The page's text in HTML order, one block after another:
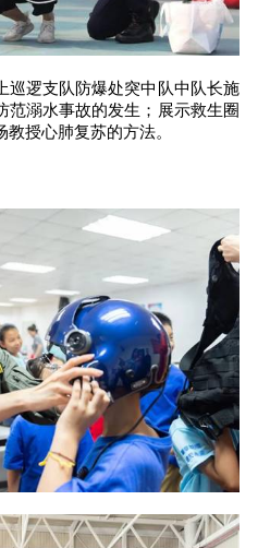
逻支队防爆处突中队中队长施
范溺水事故的发生；展示救生圈
授心肺复苏的方法。